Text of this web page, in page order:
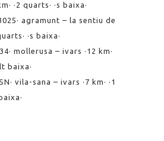
·2 quarts· ·s baixa·
agramunt – la sentiu de
·s baixa ·
mollerusa – ivars ·12 km·
baixa·
vila-sana – ivars ·7 km· ·1